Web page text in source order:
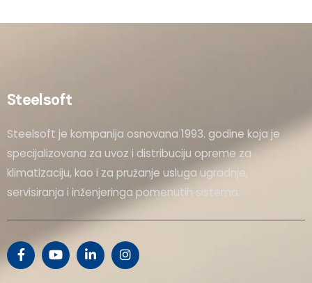
Steelsoft
Steelsoft je kompanija osnovana 1993. godine koja je
specijalizovana za uvoz i distribuciju opreme za
klimatizaciju, kao i za pružanje usluga ugradnje,
servisiranja i inženjeringa pomenutih sistema.